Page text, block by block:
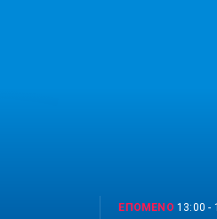
ΕΠΟΜΕΝΟ 13:00 -